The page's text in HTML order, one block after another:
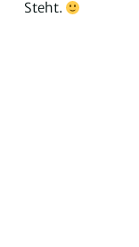
Steht.